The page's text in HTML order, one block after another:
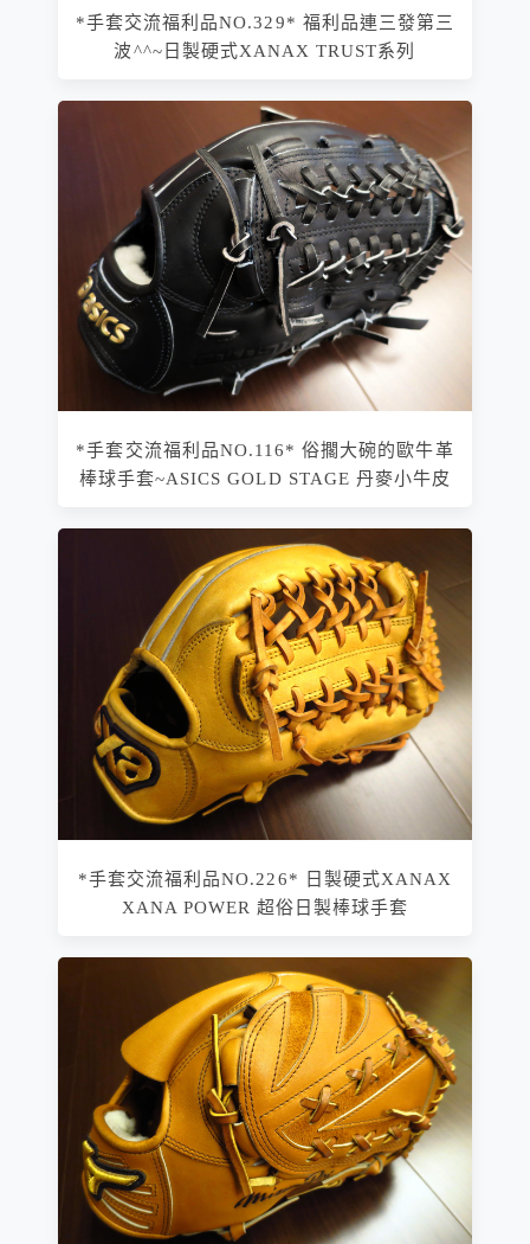
*手套交流福利品NO.329* 福利品連三發第三
波^^~日製硬式XANAX TRUST系列
*手套交流福利品NO.116* 俗擱大碗的歐牛革
棒球手套~ASICS GOLD STAGE 丹麥小牛皮
*手套交流福利品NO.226* 日製硬式XANAX
XANA POWER 超俗日製棒球手套